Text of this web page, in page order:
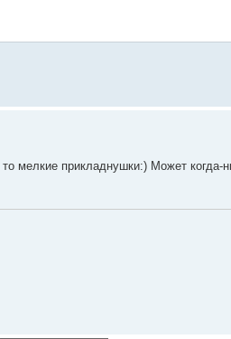
мелкие прикладнушки:) Может когда-